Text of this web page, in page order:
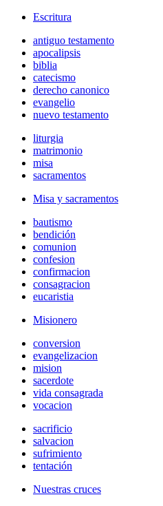
Escritura
antiguo testamento
apocalipsis
biblia
catecismo
derecho canonico
evangelio
nuevo testamento
liturgia
matrimonio
misa
sacramentos
Misa y sacramentos
bautismo
bendición
comunion
confesion
confirmacion
consagracion
eucaristia
Misionero
conversion
evangelizacion
mision
sacerdote
vida consagrada
vocacion
sacrificio
salvacion
sufrimiento
tentación
Nuestras cruces